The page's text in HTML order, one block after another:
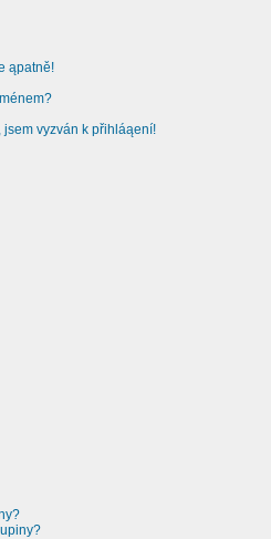
ąpatně!
vyzván k přihláąení!